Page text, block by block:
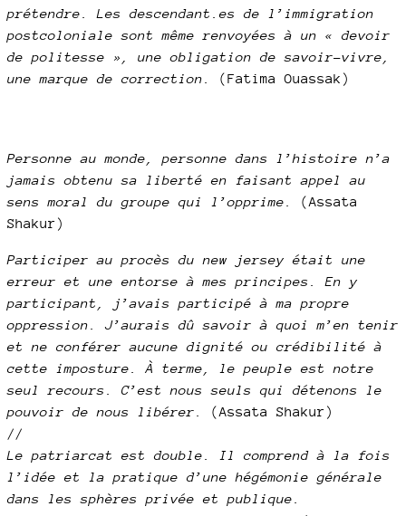
prétendre. Les descendant.es de l’immigration
postcoloniale sont même renvoyées à un « devoir
de politesse », une obligation de savoir-vivre,
une marque de correction. (Fatima Ouassak)
Personne au monde, personne dans l’histoire n’a
jamais obtenu sa liberté en faisant appel au
sens moral du groupe qui l’opprime. (Assata
Shakur)
Participer au procès du new jersey était une
erreur et une entorse à mes principes. En y
participant, j’avais participé à ma propre
oppression. J’aurais dû savoir à quoi m’en tenir
et ne conférer aucune dignité ou crédibilité à
cette imposture. À terme, le peuple est notre
seul recours. C’est nous seuls qui détenons le
pouvoir de nous libérer. (Assata Shakur)
//
Le patriarcat est double. Il comprend à la fois
l’idée et la pratique d’une hégémonie générale
dans les sphères privée et publique.